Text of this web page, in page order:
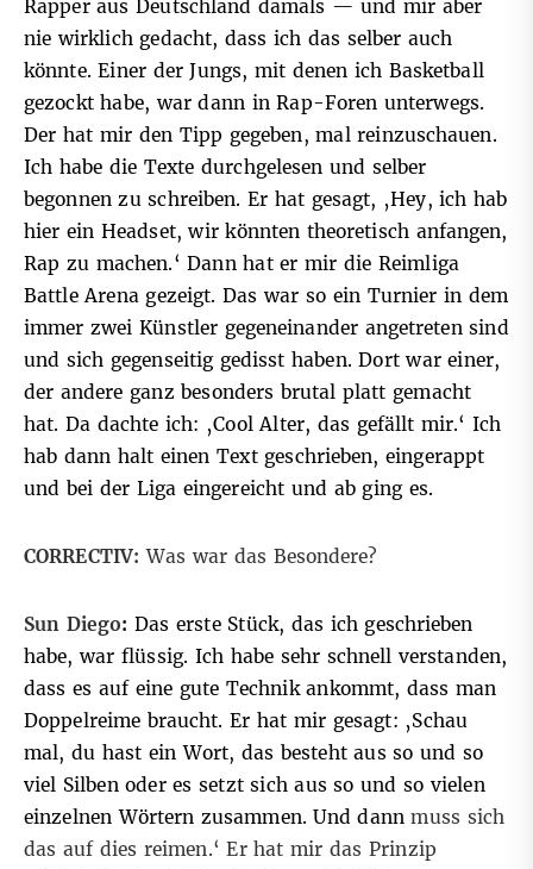
Rapper aus Deutschland damals — und mir aber
nie wirklich gedacht, dass ich das selber auch
könnte. Einer der Jungs, mit denen ich Basketball
gezockt habe, war dann in Rap-Foren unterwegs.
Der hat mir den Tipp gegeben, mal reinzuschauen.
Ich habe die Texte durchgelesen und selber
begonnen zu schreiben. Er hat gesagt, ‚Hey, ich hab
hier ein Headset, wir könnten theoretisch anfangen,
Rap zu machen.‘ Dann hat er mir die Reimliga
Battle Arena gezeigt. Das war so ein Turnier in dem
immer zwei Künstler gegeneinander angetreten sind
und sich gegenseitig gedisst haben. Dort war einer,
der andere ganz besonders brutal platt gemacht
hat. Da dachte ich: ‚Cool Alter, das gefällt mir.‘ Ich
hab dann halt einen Text geschrieben, eingerappt
und bei der Liga eingereicht und ab ging es.
CORRECTIV:Was war das Besondere?
Sun Diego:Das erste Stück, das ich geschrieben
habe, war flüssig. Ich habe sehr schnell verstanden,
dass es auf eine gute Technik ankommt, dass man
Doppelreime braucht. Er hat mir gesagt: ‚Schau
mal, du hast ein Wort, das besteht aus so und so
viel Silben oder es setzt sich aus so und so vielen
einzelnen Wörtern zusammen. Und dannmuss sich
das auf dies reimen.‘ Er hat mir das Prinzip